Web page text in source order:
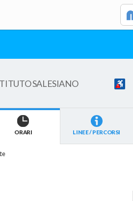
SALESIANO
ORARI LINEE / PERCORSI